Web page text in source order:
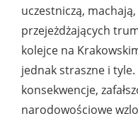
uczestniczą,
przejeżdżających
kolejce na
jednak straszne i
konsekwencje,
narodowościowe